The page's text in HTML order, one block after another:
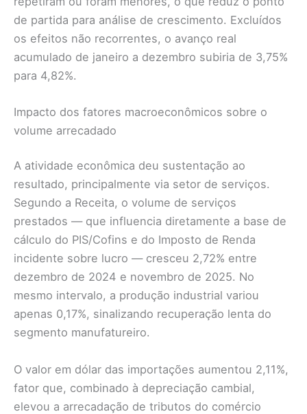
de partida para análise de crescimento. Excluídos
os efeitos não recorrentes, o avanço real
acumulado de janeiro a dezembro subiria de 3,75%
para 4,82%.
Impacto dos fatores macroeconômicos sobre o
volume arrecadado
A atividade econômica deu sustentação ao
resultado, principalmente via setor de serviços.
Segundo a Receita, o volume de serviços
prestados — que influencia diretamente a base de
cálculo do PIS/Cofins e do Imposto de Renda
incidente sobre lucro — cresceu 2,72% entre
dezembro de 2024 e novembro de 2025. No
mesmo intervalo, a produção industrial variou
apenas 0,17%, sinalizando recuperação lenta do
segmento manufatureiro.
O valor em dólar das importações aumentou 2,11%,
fator que, combinado à depreciação cambial,
elevou a arrecadação de tributos do comércio